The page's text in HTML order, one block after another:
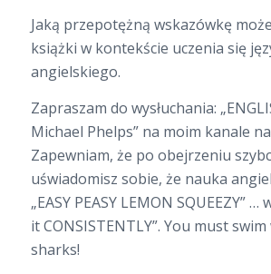
Jaką przepotężną wskazówkę
książki w kontekście uczenia się
angielskiego.
Zapraszam do wysłuchania:
Michael Phelps” na moim kanale
Zapewniam, że po obejrzeniu
uświadomisz sobie, że nauka
„EASY PEASY LEMON SQUEEZY”
it CONSISTENTLY”. You must
sharks!